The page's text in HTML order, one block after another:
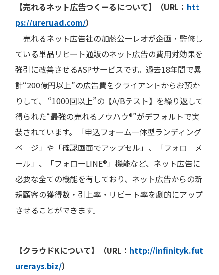
【売れるネット広告つくーるについて】（URL： htt
ps://ureruad.com/）
売れるネット広告社の加藤公一レオが企画・監修し
ている単品リピート通販のネット広告の費用対効果を
強引に改善させるASPサービスです。過去18年間で累
計“200億円以上”の広告費をクライアントからお預か
りして、 “1000回以上”の【A/Bテスト】を繰り返して
得られた“最強の売れるノウハウ®”がデフォルトで実
装されています。「申込フォーム一体型ランディング
ページ」や「確認画面でアップセル」、「フォローメ
ール」、「フォローLINE®」機能など、ネット広告に
必要な全ての機能を有しており、ネット広告からの新
規顧客の獲得数・引上率・リピート率を劇的にアップ
させることができます。
【クラウドKについて】（URL： http://infinityk.fut
urerays.biz/）